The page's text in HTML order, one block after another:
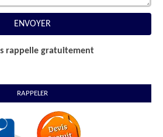
rappelle gratuitement